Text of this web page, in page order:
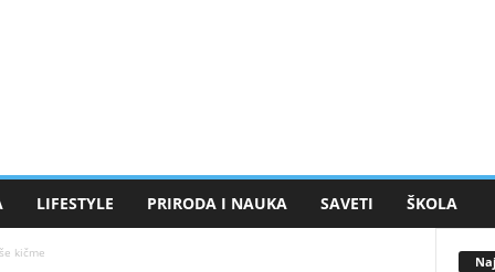
LIFESTYLE PRIRODA I NAUKA SAVETI ŠKOLA
kičme